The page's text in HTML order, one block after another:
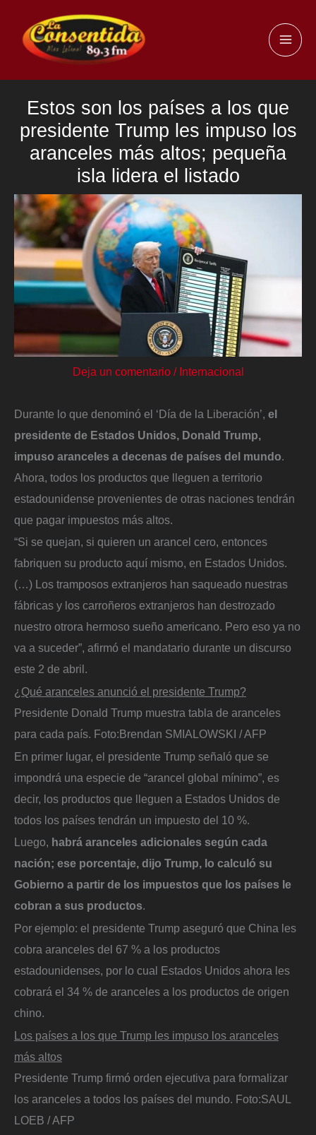
contenido
Estos son los países a los que
presidente Trump les impuso los
aranceles más altos; pequeña
isla lidera el listado
Deja un comentario / Internacional
Durante lo que denominó el ‘Día de la Liberación’, el
presidente de Estados Unidos, Donald Trump,
impuso aranceles a decenas de países del mundo.
Ahora, todos los productos que lleguen a territorio
estadounidense provenientes de otras naciones tendrán
que pagar impuestos más altos.
“Si se quejan, si quieren un arancel cero, entonces
fabriquen su producto aquí mismo, en Estados Unidos.
(…) Los tramposos extranjeros han saqueado nuestras
fábricas y los carroñeros extranjeros han destrozado
nuestro otrora hermoso sueño americano. Pero eso ya no
va a suceder”, afirmó el mandatario durante un discurso
este 2 de abril.
¿Qué aranceles anunció el presidente Trump?
Presidente Donald Trump muestra tabla de aranceles
para cada país. Foto:Brendan SMIALOWSKI / AFP
En primer lugar, el presidente Trump señaló que se
impondrá una especie de “arancel global mínimo”, es
decir, los productos que lleguen a Estados Unidos de
todos los países tendrán un impuesto del 10 %.
Luego, habrá aranceles adicionales según cada
nación; ese porcentaje, dijo Trump, lo calculó su
Gobierno a partir de los impuestos que los países le
cobran a sus productos.
Por ejemplo: el presidente Trump aseguró que China les
cobra aranceles del 67 % a los productos
estadounidenses, por lo cual Estados Unidos ahora les
cobrará el 34 % de aranceles a los productos de origen
chino.
Los países a los que Trump les impuso los aranceles
más altos
Presidente Trump firmó orden ejecutiva para formalizar
los aranceles a todos los países del mundo. Foto:SAUL
LOEB / AFP